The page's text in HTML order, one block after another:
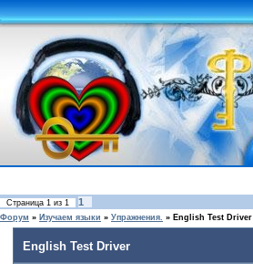
Страница 1 из 1 1
Форум » Изучаем языки » Упражнения. » English Test Driver
English Test Driver